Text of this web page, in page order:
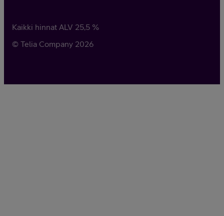
Kaikki hinnat ALV 25,5 %
© Telia Company 2026